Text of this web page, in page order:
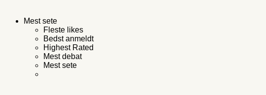
Mest sete
Fleste likes
Bedst anmeldt
Highest Rated
Mest debat
Mest sete